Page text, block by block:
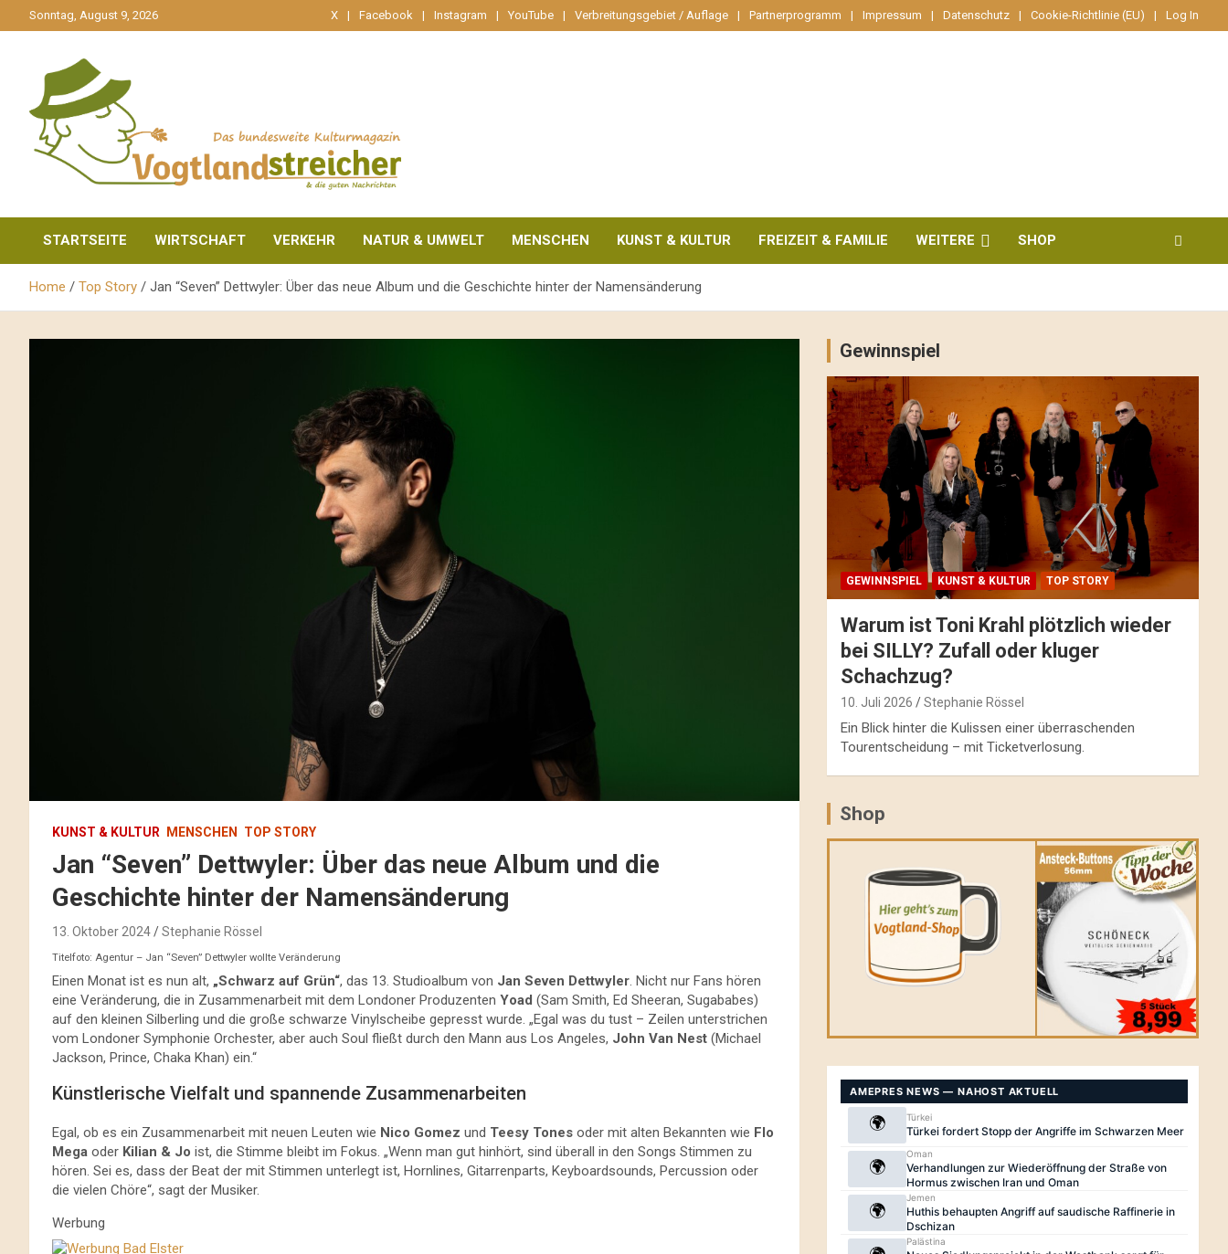
zum
Sonntag, August 9, 2026 X Facebook Instagram YouTube Verbreitungsgebiet / Auflage Partnerprogramm Impressum Datenschutz Cookie-Richtlinie (EU) Log In
Vogtlandstreicher
STARTSEITE WIRTSCHAFT VERKEHR NATUR & UMWELT MENSCHEN KUNST & KULTUR FREIZEIT & FAMILIE WEITERE SHOP
Home Top Story Jan “Seven” Dettwyler: Über das neue Album und die Geschichte hinter der Namensänderung
KUNST & KULTUR MENSCHEN TOP STORY
Jan “Seven” Dettwyler: Über das neue Album und die
Geschichte hinter der Namensänderung
13. Oktober 2024 Stephanie Rössel
Titelfoto: Agentur – Jan “Seven” Dettwyler wollte Veränderung
Einen Monat ist es nun alt, „Schwarz auf Grün“, das 13. Studioalbum von Jan Seven Dettwyler . Nicht nur Fans hören
eine Veränderung, die in Zusammenarbeit mit dem Londoner Produzenten Yoad (Sam Smith, Ed Sheeran, Sugababes)
auf den kleinen Silberling und die große schwarze Vinylscheibe gepresst wurde. „Egal was du tust – Zeilen unterstrichen
vom Londoner Symphonie Orchester, aber auch Soul fließt durch den Mann aus Los Angeles, John Van Nest (Michael
Jackson, Prince, Chaka Khan) ein.“
Künstlerische Vielfalt und spannende Zusammenarbeiten
Egal, ob es ein Zusammenarbeit mit neuen Leuten wie Nico Gomez und Teesy Tones oder mit alten Bekannten wie Flo
Mega oder Kilian & Jo ist, die Stimme bleibt im Fokus. „Wenn man gut hinhört, sind überall in den Songs Stimmen zu
hören. Sei es, dass der Beat der mit Stimmen unterlegt ist, Hornlines, Gitarrenparts, Keyboardsounds, Percussion oder
die vielen Chöre“, sagt der Musiker.
Werbung
Gewinnspiel
GEWINNSPIEL KUNST & KULTUR TOP STORY
Warum ist Toni Krahl plötzlich wieder
bei SILLY? Zufall oder kluger
Schachzug?
10. Juli 2026 Stephanie Rössel
Ein Blick hinter die Kulissen einer überraschenden
Tourentscheidung – mit Ticketverlosung.
Shop